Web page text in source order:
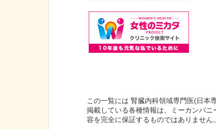
この一覧には 腎臓内科領域専門医(日本
掲載している各種情報は、ミーカンパニ
容を完全に保証するものではありません。